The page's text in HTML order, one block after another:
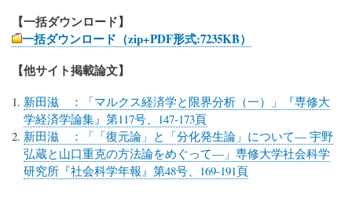
【一括ダウンロード】
一括ダウンロード（zip+PDF形式:7235KB）
【他サイト掲載論文】
新田滋 ：「マルクス経済学と限界分析（一）」『専修大
学経済学論集』第117号、147-173頁
新田滋 ：「「復元論」と「分化発生論」について― 宇野
弘蔵と山口重克の方法論をめぐって―」専修大学社会科学
研究所『社会科学年報』第48号、169-191頁